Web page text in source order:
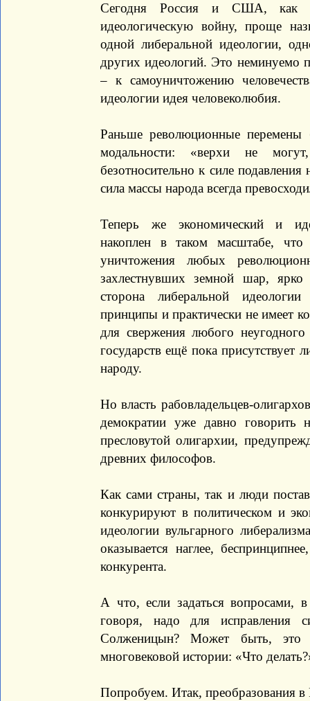
Сегодня Россия и США, как
идеологическую войну, проще
одной либеральной идеологии,
других идеологий. Это неминуемо
– к самоуничтожению
идеологии идея человеколюбия.
Раньше революционные перемены
модальности: «верхи не
безотносительно к силе
сила массы народа всегда
Теперь же экономический и
накоплен в таком масштабе,
уничтожения любых
захлестнувших земной шар, ярко
сторона либеральной
принципы и практически не имеет
для свержения любого
государств ещё пока присутствует
народу.
Но власть рабовладельцев-
демократии уже давно
пресловутой олигархии,
древних философов.
Как сами страны, так и люди
конкурируют в политическом и
идеологии вульгарного
оказывается наглее,
конкурента.
А что, если задаться вопросами,
говоря, надо для исправления
Солженицын? Может быть, это
многовековой истории: «Что
Попробуем. Итак, преобразования в